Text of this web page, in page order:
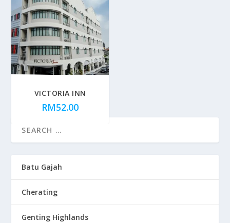
VICTORIA INN
RM52.00
Batu Gajah
Cherating
Genting Highlands